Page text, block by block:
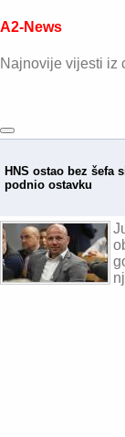
A2-News
Najnovije vijesti iz
HNS ostao bez šefa
podnio ostavku